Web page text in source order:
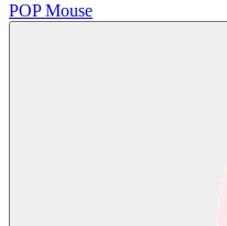
POP Mouse